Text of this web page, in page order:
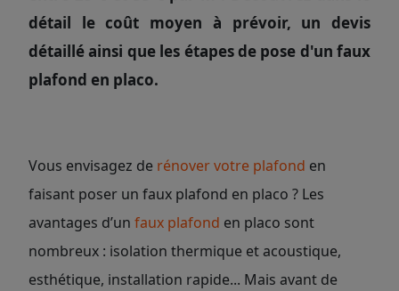
détail le coût moyen à prévoir, un devis
détaillé ainsi que les étapes de pose d'un faux
plafond en placo.
Vous envisagez de rénover votre plafond en
faisant poser un faux plafond en placo ? Les
avantages d’un faux plafond en placo sont
nombreux : isolation thermique et acoustique,
esthétique, installation rapide... Mais avant de